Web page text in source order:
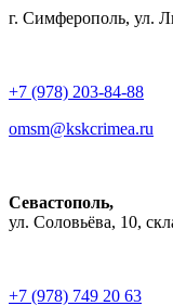
г. Симферополь, ул.
+7 (978) 203-84-88
omsm@kskcrimea.ru
Севастополь,
ул. Соловьёва, 10,
+7 (978) 749 20 63